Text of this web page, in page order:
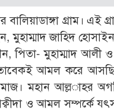
সাময়িক
সময়ের
মহিলা অঙ্গন
আরও
বালিয়াডাঙ্গা গ্রাম।
মুহাম্মাদ জাহিদ
পিতা- মুহাম্মাদ আলী
আমল করে
মহান আল্ল­াহর
ও আমল সম্পর্কে